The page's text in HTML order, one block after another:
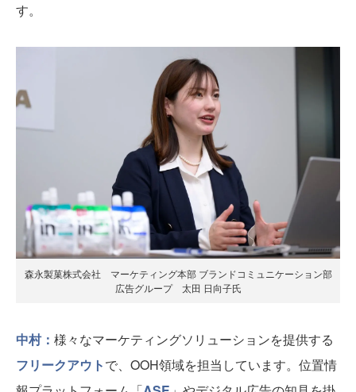
す。
森永製菓株式会社 マーケティング本部 ブランドコミュニケーション部
広告グループ 太田 日向子氏
中村： 様々なマーケティングソリューションを提供する
フリークアウトで、OOH領域を担当しています。位置情